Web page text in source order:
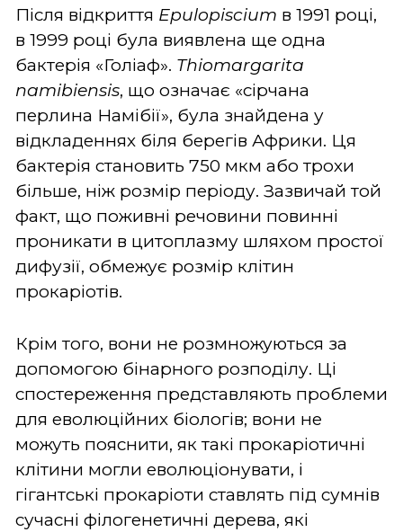
Після відкриття Epulopiscium в 1991 році,
в 1999 році була виявлена ще одна
бактерія «Голіаф». Thiomargarita
namibiensis, що означає «сірчана
перлина Намібії», була знайдена у
відкладеннях біля берегів Африки. Ця
бактерія становить 750 мкм або трохи
більше, ніж розмір періоду. Зазвичай той
факт, що поживні речовини повинні
проникати в цитоплазму шляхом простої
дифузії, обмежує розмір клітин
прокаріотів.
Крім того, вони не розмножуються за
допомогою бінарного розподілу. Ці
спостереження представляють проблеми
для еволюційних біологів; вони не
можуть пояснити, як такі прокаріотичні
клітини могли еволюціонувати, і
гігантські прокаріоти ставлять під сумнів
сучасні філогенетичні дерева, які